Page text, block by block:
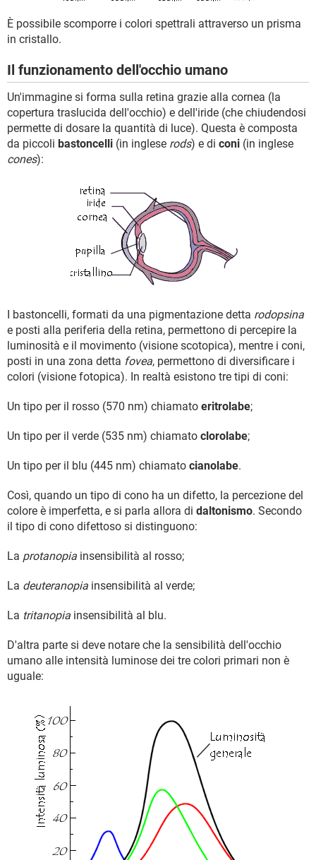
È possibile scomporre i colori spettrali attraverso un prisma
in cristallo.
Il funzionamento dell'occhio umano
Un'immagine si forma sulla retina grazie alla cornea (la
copertura traslucida dell'occhio) e dell'iride (che chiudendosi
permette di dosare la quantità di luce). Questa è composta
da piccoli bastoncelli (in inglese rods) e di coni (in inglese
cones):
I bastoncelli, formati da una pigmentazione detta rodopsina
e posti alla periferia della retina, permettono di percepire la
luminosità e il movimento (visione scotopica), mentre i coni,
posti in una zona detta fovea, permettono di diversificare i
colori (visione fotopica). In realtà esistono tre tipi di coni:
Un tipo per il rosso (570 nm) chiamato eritrolabe;
Un tipo per il verde (535 nm) chiamato clorolabe;
Un tipo per il blu (445 nm) chiamato cianolabe.
Così, quando un tipo di cono ha un difetto, la percezione del
colore è imperfetta, e si parla allora di daltonismo. Secondo
il tipo di cono difettoso si distinguono:
La protanopia insensibilità al rosso;
La deuteranopia insensibilità al verde;
La tritanopia insensibilità al blu.
D'altra parte si deve notare che la sensibilità dell'occhio
umano alle intensità luminose dei tre colori primari non è
uguale: